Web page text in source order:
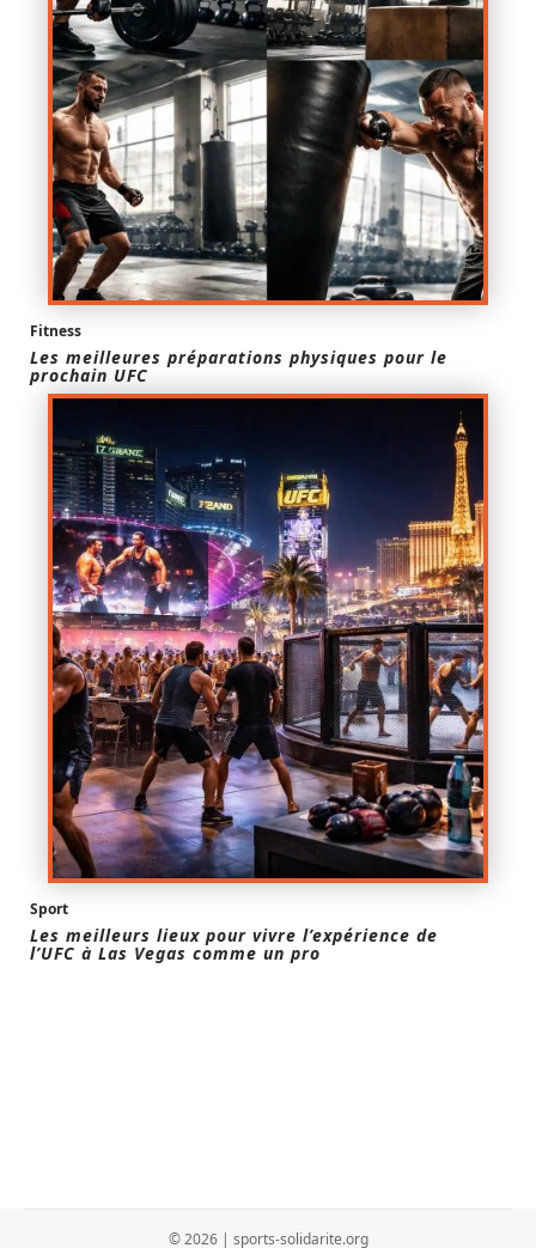
Fitness
Les meilleures préparations physiques pour le
prochain UFC
Sport
Les meilleurs lieux pour vivre l’expérience de
l’UFC à Las Vegas comme un pro
© 2026 | sports-solidarite.org